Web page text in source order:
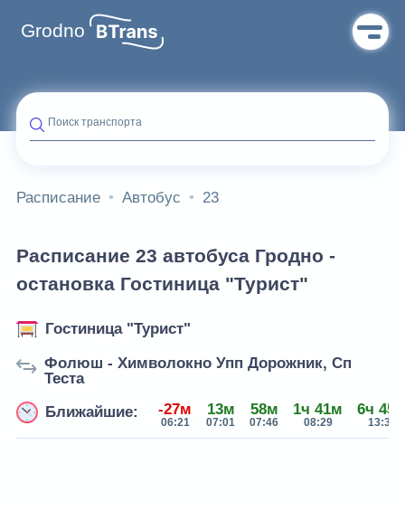
Grodno
Поиск транспорта
Расписание Автобус 23
Расписание 23 автобуса Гродно -
остановка Гостиница "Турист"
Гостиница "Турист"
Фолюш - Химволокно Упп Дорожник, Сп
Теста
Ближайшие:
-27м
06:21
13м
07:01
58м
07:46
1ч 41м
08:29
6ч
13:33